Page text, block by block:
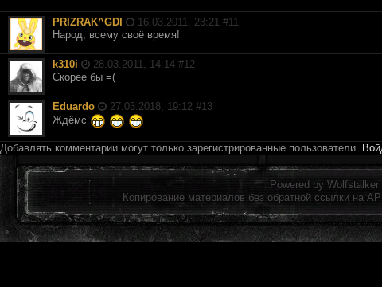
PRIZRAK^GDI 16.03.2011, 23:21 #11
Народ, всему своё время!
k310i 28.03.2011, 14:14 #12
Скорее бы =(
Eduardo 27.03.2018, 19:12 #13
Ждёмс
Добавлять комментарии могут только зарегистрированные пользователи.
Powered by Wolfstalker
Копирование материалов без обратной ссылки на